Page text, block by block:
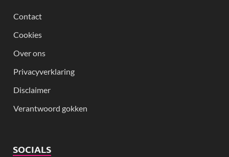
Contact
Cookies
Over ons
Privacyverklaring
Disclaimer
Verantwoord gokken
SOCIALS